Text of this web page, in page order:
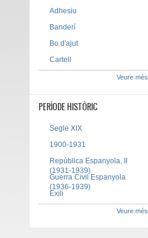
Adhesiu
Banderí
Bo d'ajut
Cartell
Veure més
PERÍODE HISTÒRIC
Segle XIX
1900-1931
República Espanyola, II
(1931-1939)
Guerra Civil Espanyola
(1936-1939)
Exili
Veure més